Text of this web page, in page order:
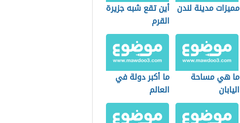
مميزات مدينة لندن أين تقع شبه جزيرة
القرم
ما هي مساحة
اليابان
ما أكبر دولة في
العالم